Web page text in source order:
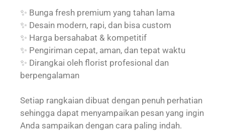
✨ Bunga fresh premium yang tahan lama
✨ Desain modern, rapi, dan bisa custom
✨ Harga bersahabat & kompetitif
✨ Pengiriman cepat, aman, dan tepat waktu
✨ Dirangkai oleh florist profesional dan
berpengalaman
Setiap rangkaian dibuat dengan penuh perhatian
sehingga dapat menyampaikan pesan yang ingin
Anda sampaikan dengan cara paling indah.